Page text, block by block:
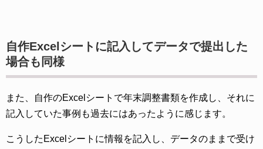
自作Excelシートに記入してデータで提出した
場合も同様
また、自作のExcelシートで年末調整書類を作成し、それに
記入していた事例も過去にはあったように感じます。
こうしたExcelシートに情報を記入し、データのままで受け